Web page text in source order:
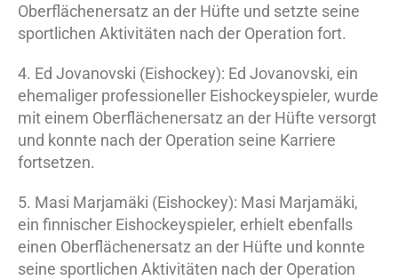
Oberflächenersatz an der Hüfte und setzte seine
sportlichen Aktivitäten nach der Operation fort.
4. Ed Jovanovski (Eishockey): Ed Jovanovski, ein
ehemaliger professioneller Eishockeyspieler, wurde
mit einem Oberflächenersatz an der Hüfte versorgt
und konnte nach der Operation seine Karriere
fortsetzen.
5. Masi Marjamäki (Eishockey): Masi Marjamäki,
ein finnischer Eishockeyspieler, erhielt ebenfalls
einen Oberflächenersatz an der Hüfte und konnte
seine sportlichen Aktivitäten nach der Operation